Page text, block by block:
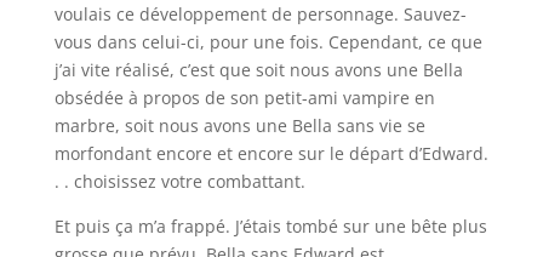
voulais ce développement de personnage. Sauvez-
vous dans celui-ci, pour une fois. Cependant, ce que
j’ai vite réalisé, c’est que soit nous avons une Bella
obsédée à propos de son petit-ami vampire en
marbre, soit nous avons une Bella sans vie se
morfondant encore et encore sur le départ d’Edward.
. . choisissez votre combattant.
Et puis ça m’a frappé. J’étais tombé sur une bête plus